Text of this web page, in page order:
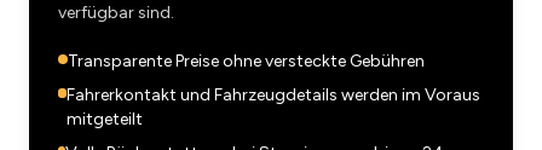
verfügbar sind.
Transparente Preise ohne versteckte Gebühren
Fahrerkontakt und Fahrzeugdetails werden im Voraus
mitgeteilt